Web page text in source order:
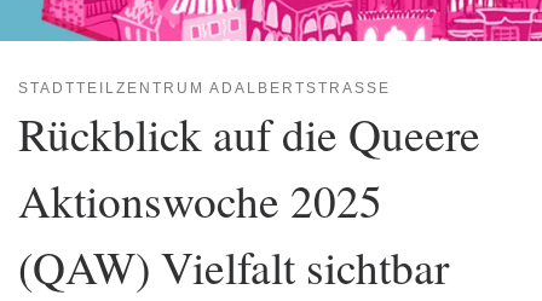
STADTTEILZENTRUM ADALBERTSTRASSE
Rückblick auf die Queere
Aktionswoche 2025
(QAW) Vielfalt sichtbar